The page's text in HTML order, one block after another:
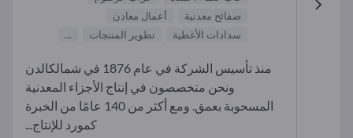
صفائح معدنية
أعمال معادن
سدادات الأغطية
تطوير المنتجات ...
منذ تأسيس الشركة في عام 1876 في شمالكالدن
ونحن متخصصون في إنتاج الأجزاء المعدنية
المسحوبة بعمق. ومع أكثر من 140 عامًا من الخبرة
كمورد للإنتاج...